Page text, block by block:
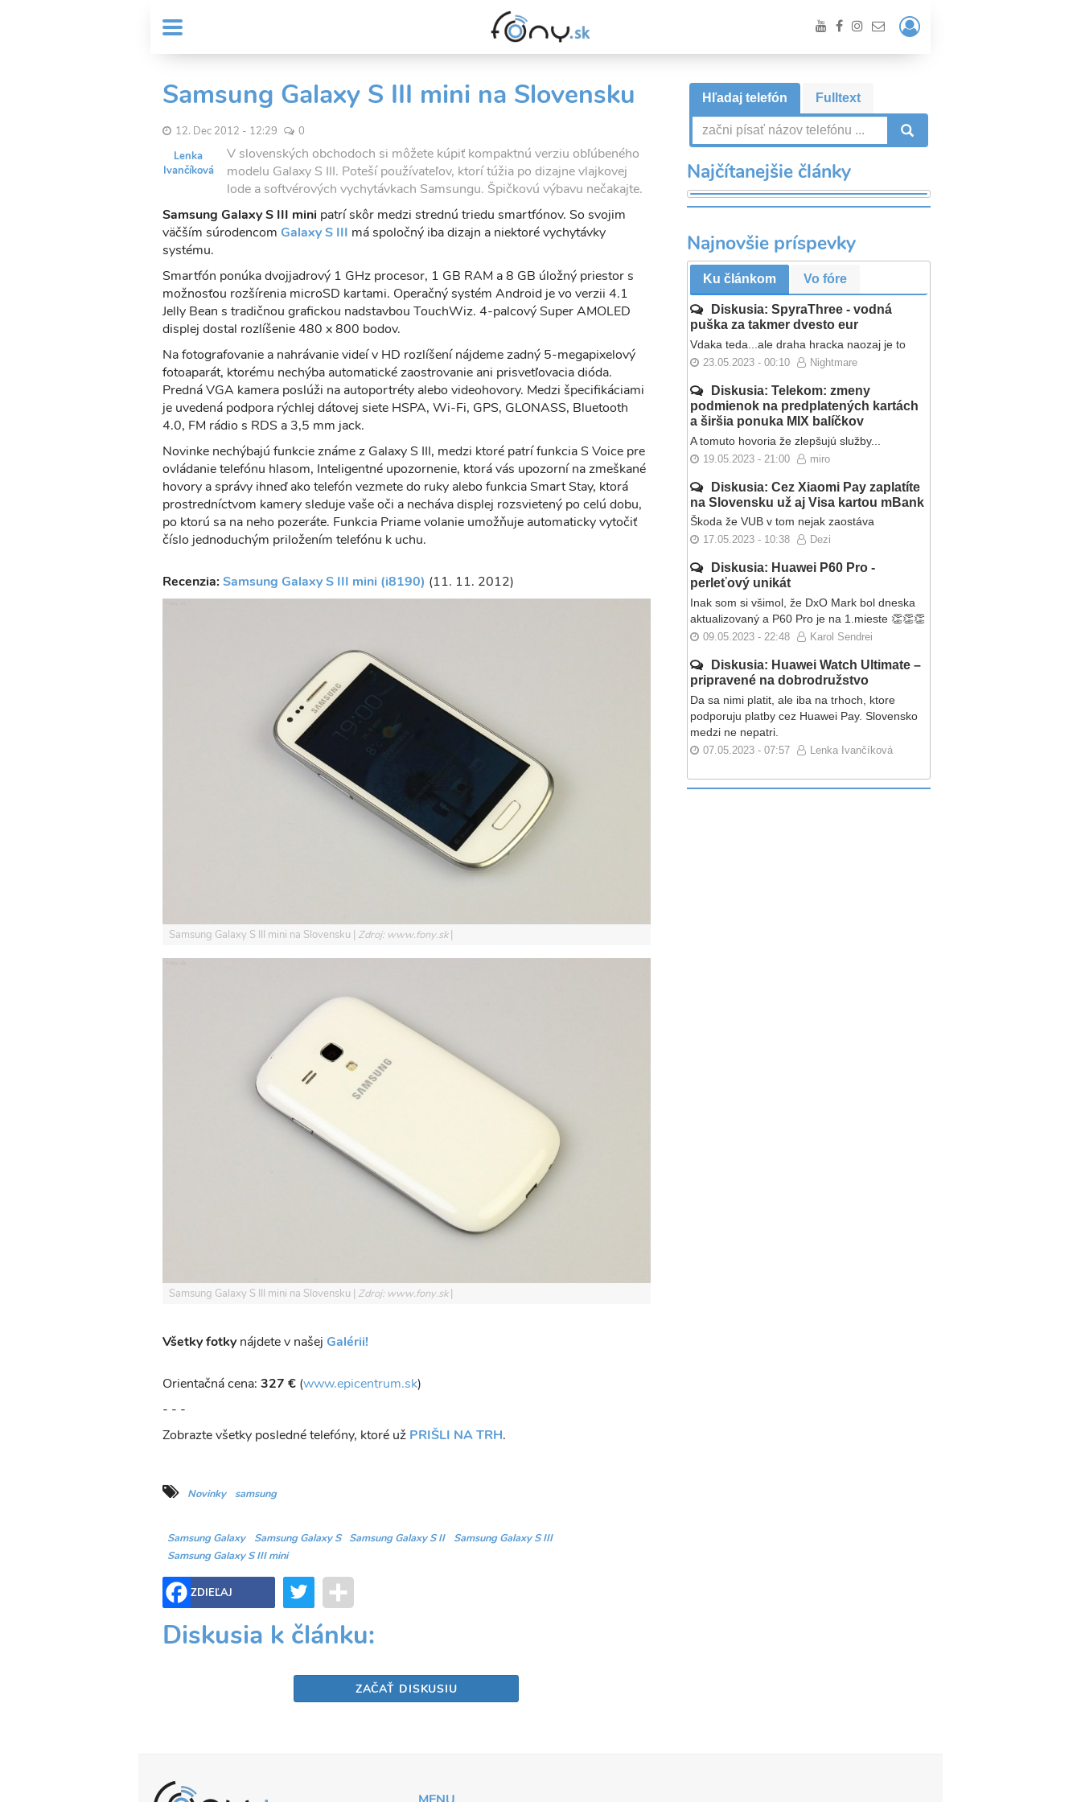
MENU
Header
menu
User
account
Prihlásiť
/
Registrácia
Samsung Galaxy S III mini na Slovensku
12. Dec 2012 - 12:29
0
Lenka
Ivančíková
V slovenských obchodoch si môžete kúpiť kompaktnú verziu obľúbeného
modelu Galaxy S III. Poteší používateľov, ktorí túžia po dizajne vlajkovej
lode a softvérových vychytávkach Samsungu. Špičkovú výbavu nečakajte.
Samsung Galaxy S III mini patrí skôr medzi strednú triedu smartfónov. So svojim
väčším súrodencom Galaxy S III má spoločný iba dizajn a niektoré vychytávky
systému.
Smartfón ponúka dvojjadrový 1 GHz procesor, 1 GB RAM a 8 GB úložný priestor s
možnosťou rozšírenia microSD kartami. Operačný systém Android je vo verzii 4.1
Jelly Bean s tradičnou grafickou nadstavbou TouchWiz. 4-palcový Super AMOLED
displej dostal rozlíšenie 480 x 800 bodov.
Na fotografovanie a nahrávanie videí v HD rozlíšení nájdeme zadný 5-megapixelový
fotoaparát, ktorému nechýba automatické zaostrovanie ani prisvetľovacia dióda.
Predná VGA kamera poslúži na autoportréty alebo videohovory. Medzi špecifikáciami
je uvedená podpora rýchlej dátovej siete HSPA, Wi-Fi, GPS, GLONASS, Bluetooth
4.0, FM rádio s RDS a 3,5 mm jack.
Novinke nechýbajú funkcie známe z Galaxy S III, medzi ktoré patrí funkcia S Voice pre
ovládanie telefónu hlasom, Inteligentné upozornenie, ktorá vás upozorní na zmeškané
hovory a správy ihneď ako telefón vezmete do ruky alebo funkcia Smart Stay, ktorá
prostredníctvom kamery sleduje vaše oči a necháva displej rozsvietený po celú dobu,
po ktorú sa na neho pozeráte. Funkcia Priame volanie umožňuje automaticky vytočiť
číslo jednoduchým priložením telefónu k uchu.
Recenzia: Samsung Galaxy S III mini (i8190) (11. 11. 2012)
Samsung Galaxy S III mini na Slovensku Zdroj: www.fony.sk
Samsung Galaxy S III mini na Slovensku Zdroj: www.fony.sk
Všetky fotkynájdete v našej Galérii!
Orientačná cena: 327 € (www.epicentrum.sk)
- - -
Zobrazte všetky posledné telefóny, ktoré už PRIŠLI NA TRH.
Novinky samsung
Samsung Galaxy Samsung Galaxy S Samsung Galaxy S II
Samsung Galaxy S III
Samsung Galaxy S III mini
ZDIEĽAJ Twitter
Diskusia k článku:
ZAČAŤ DISKUSIU
Hľadaj telefón Fulltext
Najčítanejšie články
Najnovšie príspevky
Ku článkom Vo fóre
Diskusia: SpyraThree - vodná
puška za takmer dvesto eur
Vdaka teda...ale draha hracka naozaj je to
23.05.2023 - 00:10 Nightmare
Diskusia: Telekom: zmeny
podmienok na predplatených kartách
a širšia ponuka MIX balíčkov
A tomuto hovoria že zlepšujú služby...
19.05.2023 - 21:00 miro
Diskusia: Cez Xiaomi Pay zaplatíte
na Slovensku už aj Visa kartou mBank
Škoda že VUB v tom nejak zaostáva
17.05.2023 - 10:38 Dezi
Diskusia: Huawei P60 Pro -
perleťový unikát
Inak som si všimol, že DxO Mark bol dneska
aktualizovaný a P60 Pro je na 1.mieste 👏👏👏
09.05.2023 - 22:48 Karol Sendrei
Diskusia: Huawei Watch Ultimate –
pripravené na dobrodružstvo
Da sa nimi platit, ale iba na trhoch, ktore
podporuju platby cez Huawei Pay. Slovensko
medzi ne nepatri.
07.05.2023 - 07:57 Lenka Ivančíková